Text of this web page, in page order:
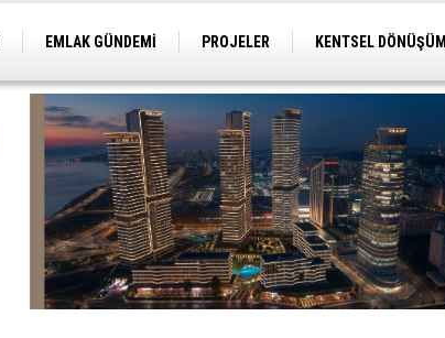
EMLAK GÜNDEMİ PROJELER KENTSEL DÖNÜŞÜM